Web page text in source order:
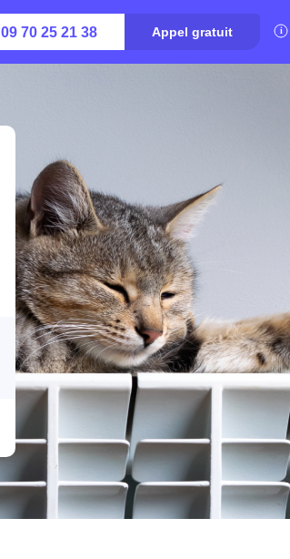
09 70 25 21 38 Appel gratuit